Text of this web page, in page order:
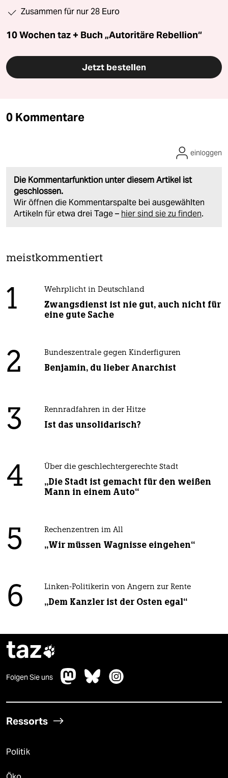
Zusammen für nur 28 Euro
10 Wochen taz + Buch „Autoritäre Rebellion“
Jetzt bestellen
0 Kommentare
Die Kommentarfunktion unter diesem Artikel ist
geschlossen.
Wir öffnen die Kommentarspalte bei ausgewählten
Artikeln für etwa drei Tage – hier sind sie zu finden.
einloggen
meistkommentiert
1 Wehrplicht in Deutschland
Zwangsdienst ist nie gut, auch nicht für
eine gute Sache
2 Bundeszentrale gegen Kinderfiguren
Benjamin, du lieber Anarchist
3 Rennradfahren in der Hitze
Ist das unsolidarisch?
4 Über die geschlechtergerechte Stadt
„Die Stadt ist gemacht für den weißen
Mann in einem Auto“
5 Rechenzentren im All
„Wir müssen Wagnisse eingehen“
6 Linken-Politikerin von Angern zur Rente
„Dem Kanzler ist der Osten egal“
taz
Folgen Sie uns
Ressorts
Politik